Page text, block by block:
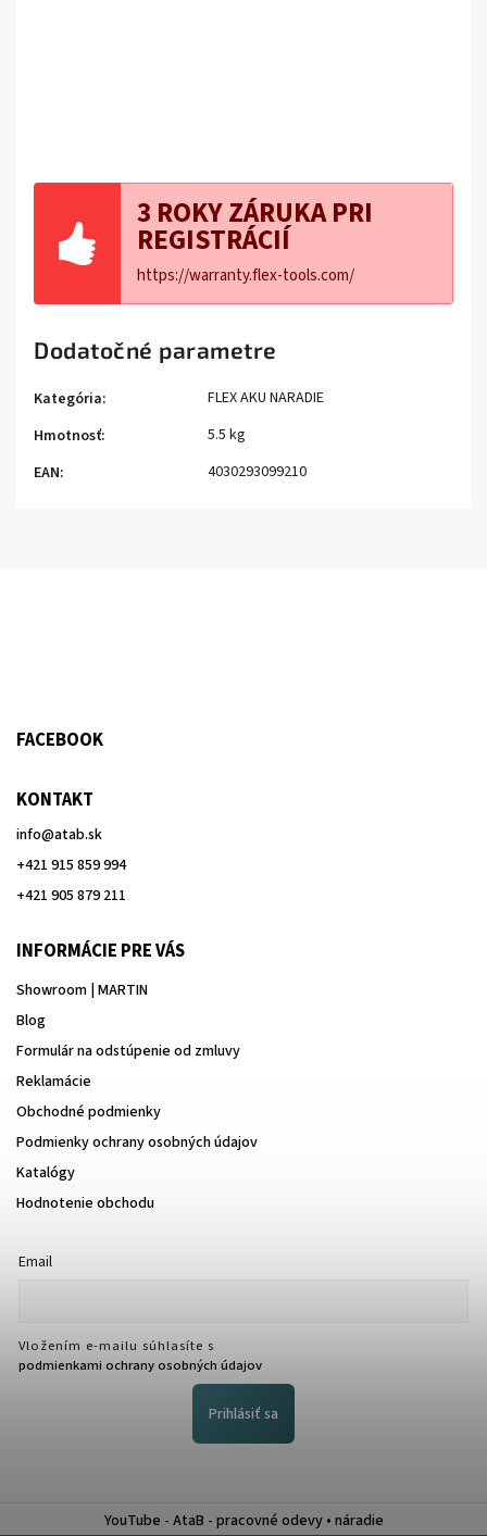
3 ROKY ZÁRUKA PRI
REGISTRÁCIÍ
https://warranty.flex-tools.com/
Dodatočné parametre
Kategória:
FLEX AKU NARADIE
Hmotnosť:
5.5 kg
EAN: 4030293099210
FACEBOOK
KONTAKT
info@atab.sk
+421 915 859 994
+421 905 879 211
INFORMÁCIE PRE VÁS
Showroom | MARTIN
Blog
Formulár na odstúpenie od zmluvy
Reklamácie
Obchodné podmienky
Podmienky ochrany osobných údajov
Katalógy
Hodnotenie obchodu
Email
Vložením e-mailu súhlasíte s
podmienkami ochrany osobných údajov
Prihlásiť sa
YouTube - AtaB - pracovné odevy • náradie